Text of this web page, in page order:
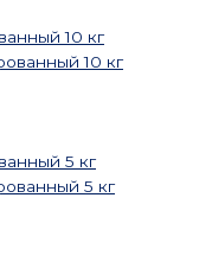
10 кг
5 кг